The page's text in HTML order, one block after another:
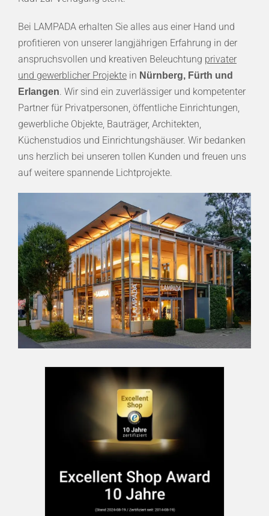
Bei LAMPADA erhalten Sie alles aus einer Hand und
profitieren von unserer langjährigen Erfahrung in der
anspruchsvollen und kreativen Beleuchtung privater
und gewerblicher Projektein Nürnberg, Fürth und
Erlangen. Wir sind ein zuverlässiger und kompetenter
Partner für Privatpersonen, öffentliche Einrichtungen,
gewerbliche Objekte, Bauträger, Architekten,
Küchenstudios und Einrichtungshäuser. Wir bedanken
uns herzlich bei unseren tollen Kunden und freuen uns
auf weitere spannende Lichtprojekte.